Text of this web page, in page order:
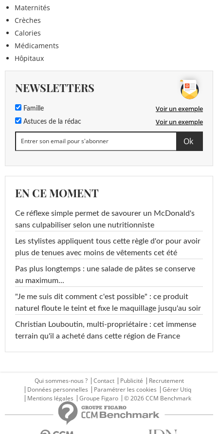
Maternités
Crèches
Calories
Médicaments
Hôpitaux
NEWSLETTERS
Famille Voir un exemple
Astuces de la rédac Voir un exemple
EN CE MOMENT
Ce réflexe simple permet de savourer un McDonald's
sans culpabiliser selon une nutritionniste
Les stylistes appliquent tous cette règle d'or pour avoir
plus de tenues avec moins de vêtements cet été
Pas plus longtemps : une salade de pâtes se conserve
au maximum...
"Je me suis dit comment c'est possible" : ce produit
naturel floute le teint et fixe le maquillage jusqu'au soir
Christian Louboutin, multi-propriétaire : cet immense
terrain qu'il a acheté dans cette région de France
Qui sommes-nous ? Contact Publicité
Recrutement
Données personnelles
Paramétrer les cookies
Gérer Utiq
Mentions légales
Groupe Figaro © 2026 CCM Benchmark